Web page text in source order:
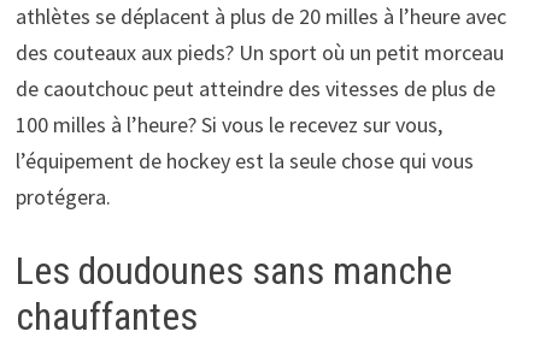
athlètes se déplacent à plus de 20 milles à l’heure avec
des couteaux aux pieds? Un sport où un petit morceau
de caoutchouc peut atteindre des vitesses de plus de
100 milles à l’heure? Si vous le recevez sur vous,
l’équipement de hockey est la seule chose qui vous
protégera.
Les doudounes sans manche
chauffantes